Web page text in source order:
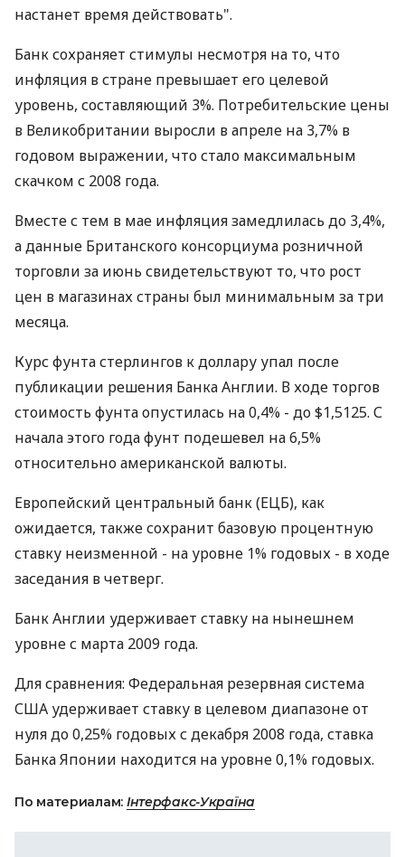
настанет время действовать".
Банк сохраняет стимулы несмотря на то, что
инфляция в стране превышает его целевой
уровень, составляющий 3%. Потребительские цены
в Великобритании выросли в апреле на 3,7% в
годовом выражении, что стало максимальным
скачком с 2008 года.
Вместе с тем в мае инфляция замедлилась до 3,4%,
а данные Британского консорциума розничной
торговли за июнь свидетельствуют то, что рост
цен в магазинах страны был минимальным за три
месяца.
Курс фунта стерлингов к доллару упал после
публикации решения Банка Англии. В ходе торгов
стоимость фунта опустилась на 0,4% - до $1,5125. С
начала этого года фунт подешевел на 6,5%
относительно американской валюты.
Европейский центральный банк (ЕЦБ), как
ожидается, также сохранит базовую процентную
ставку неизменной - на уровне 1% годовых - в ходе
заседания в четверг.
Банк Англии удерживает ставку на нынешнем
уровне с марта 2009 года.
Для сравнения: Федеральная резервная система
США удерживает ставку в целевом диапазоне от
нуля до 0,25% годовых с декабря 2008 года, ставка
Банка Японии находится на уровне 0,1% годовых.
По материалам: Інтерфакс-Україна